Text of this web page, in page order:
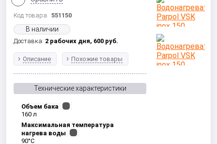
Код товара:551150
В наличии
Доставка: 2 рабочих дня, 600 руб.
Описание Похожие товары
Технические характеристики
Объем бака
160 л
Максимальная температура
нагрева воды
90°С